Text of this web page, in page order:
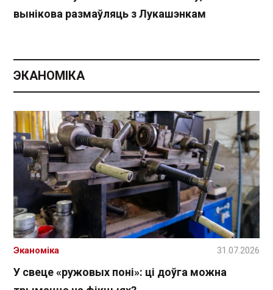
вынікова размаўляць з Лукашэнкам
ЭКАНОМІКА
У свеце «ружовых поні»: ці доўга можна
Эканоміка 31.07.2026